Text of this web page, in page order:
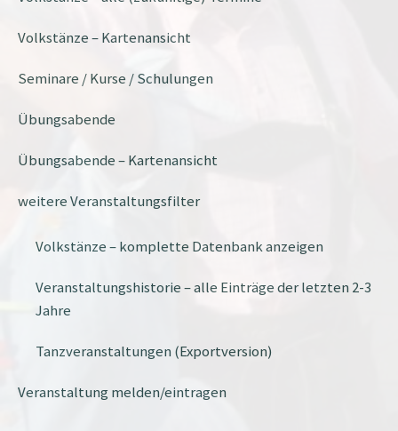
Volkstänze – Kartenansicht
Seminare / Kurse / Schulungen
Übungsabende
Übungsabende – Kartenansicht
weitere Veranstaltungsfilter
Volkstänze – komplette Datenbank anzeigen
Veranstaltungshistorie – alle Einträge der letzten 2-3
Jahre
Tanzveranstaltungen (Exportversion)
Veranstaltung melden/eintragen